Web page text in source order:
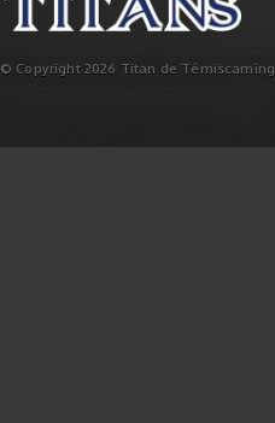
© Copyright 2026 Titan de Témiscaming.